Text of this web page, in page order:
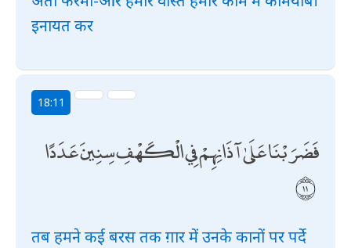
इनायत कर
18:11
فَضَرَبْنَا عَلَىٰ آذَانِهِمْ فِي الْكَهْفِ سِنِينَ عَدَدًا
तब हमने कई बरस तक ग़ार में उनके कानों पर पर्दे